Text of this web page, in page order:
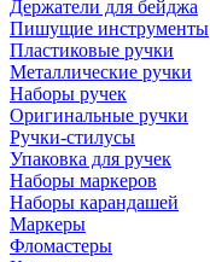
Держатели для бейджа
Пишущие инструменты
Пластиковые ручки
Металлические ручки
Наборы ручек
Оригинальные ручки
Ручки-стилусы
Упаковка для ручек
Наборы маркеров
Наборы карандашей
Маркеры
Фломастеры